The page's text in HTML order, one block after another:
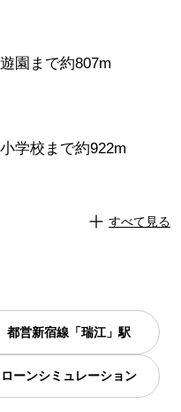
園まで約807m
学校まで約922m
すべて見る
都営新宿線「瑞江」駅
ローンシミュレーション